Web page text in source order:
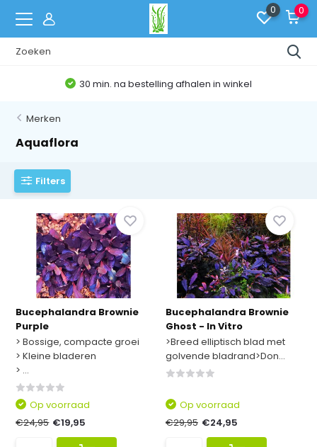
0 0
30 min. na bestelling afhalen in winkel
Merken
Aquaflora
Filters
Bucephalandra Brownie
Purple
> Bossige, compacte groei
> Kleine bladeren
> ...
Op voorraad
€24,95 €19,95
Bucephalandra Brownie
Ghost - In Vitro
>Breed elliptisch blad met
golvende bladrand>Don...
Op voorraad
€29,95 €24,95